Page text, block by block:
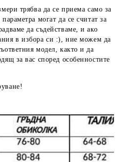
трябва да се приема само за
могат да се считат за
да съдействаме, и ако
в избора си :), ние можем да
модел, както и да
за вас според особенностите